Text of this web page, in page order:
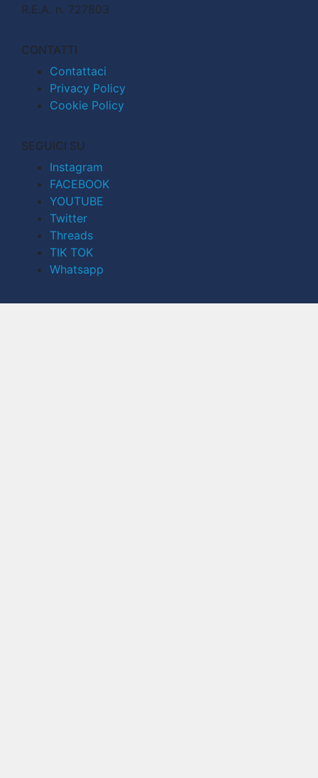
R.E.A. n. 727803
CONTATTI
Contattaci
Privacy Policy
Cookie Policy
SEGUICI SU
Instagram
FACEBOOK
YOUTUBE
Twitter
Threads
TIK TOK
Whatsapp